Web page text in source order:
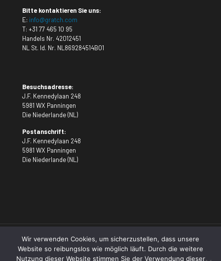
Bitte kontaktieren Sie uns:
E: info@gratch.com
T: +31 77 465 10 95
Handels Nr. 42012451
NL St. Id. Nr. NL869284514B01
Besuchsadresse:
J.F. Kennedylaan 248
5981 WX Panningen
Die Niederlande (NL)
Postanschrift:
J.F. Kennedylaan 248
5981 WX Panningen
Die Niederlande (NL)
Wir verwenden Cookies, um sicherzustellen, dass unsere
Website so reibungslos wie möglich läuft. Durch die weitere
Nutzung dieser Website stimmen Sie der Verwendung dieser